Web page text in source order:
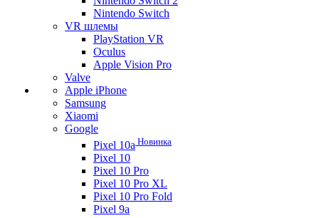
Nintendo Switch
VR шлемы
PlayStation VR
Oculus
Apple Vision Pro
Valve
Apple iPhone
Samsung
Xiaomi
Google
Pixel 10a Новинка
Pixel 10
Pixel 10 Pro
Pixel 10 Pro XL
Pixel 10 Pro Fold
Pixel 9a